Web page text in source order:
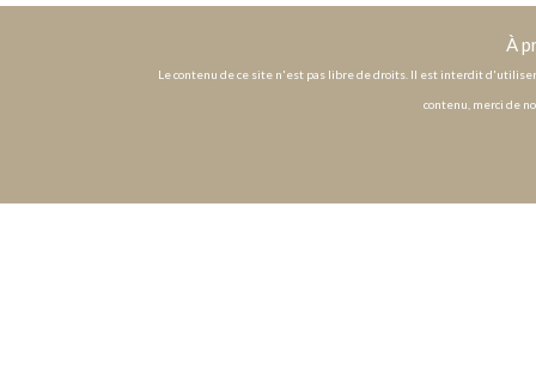
À
Le contenu de ce site n'est pas libre de droits. Il est interdit
contenu, merci de